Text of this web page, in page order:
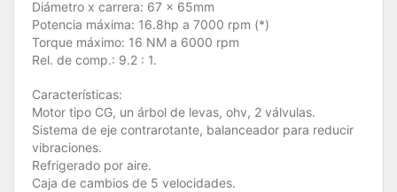
Diámetro x carrera: 67 x 65mm
Potencia máxima: 16.8hp a 7000 rpm (*)
Torque máximo: 16 NM a 6000 rpm
Rel. de comp.: 9.2 : 1.
Características:
Motor tipo CG, un árbol de levas, ohv, 2 válvulas.
Sistema de eje contrarotante, balanceador para reducir
vibraciones.
Refrigerado por aire.
Caja de cambios de 5 velocidades.